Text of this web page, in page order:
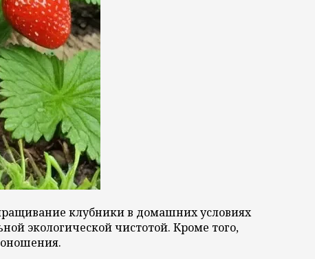
клубники в домашних условиях
экологической чистотой. Кроме того,